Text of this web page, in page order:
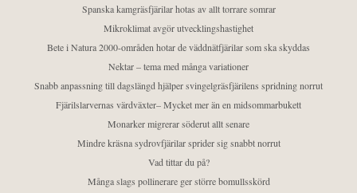
Spanska kamgräsfjärilar hotas av allt torrare somrar
Mikroklimat avgör utvecklingshastighet
Bete i Natura 2000-områden hotar de väddnätfjärilar som ska skyddas
Nektar – tema med många variationer
Snabb anpassning till dagslängd hjälper svingelgräsfjärilens spridning norrut
Fjärilslarvernas värdväxter– Mycket mer än en midsommarbukett
Monarker migrerar söderut allt senare
Mindre kräsna sydrovfjärilar sprider sig snabbt norrut
Vad tittar du på?
Många slags pollinerare ger större bomullsskörd